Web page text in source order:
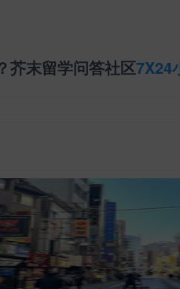
芥末留学问答社区7X24